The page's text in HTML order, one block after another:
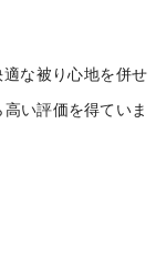
適な被り心地を併せ
い評価を得ていま